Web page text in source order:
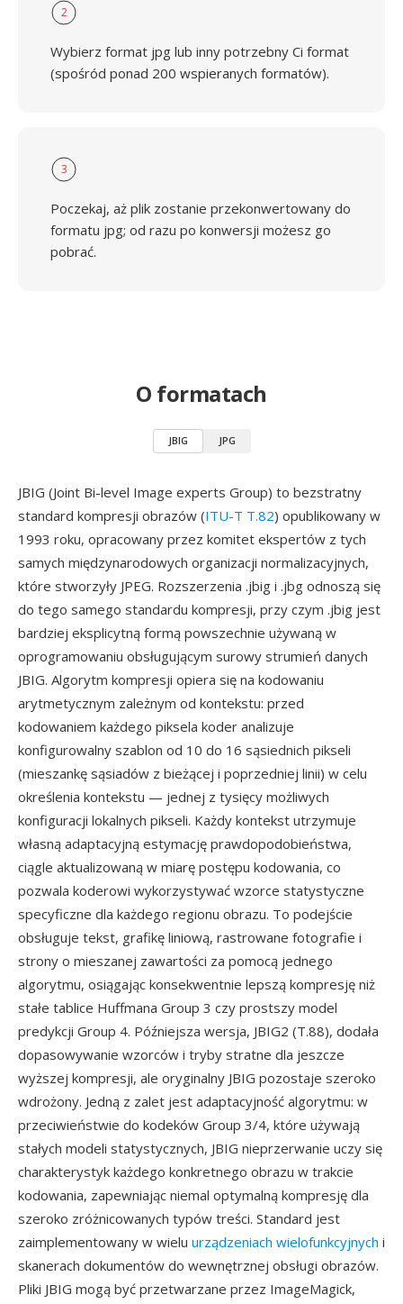
2
Wybierz format jpg lub inny potrzebny Ci format
(spośród ponad 200 wspieranych formatów).
3
Poczekaj, aż plik zostanie przekonwertowany do
formatu jpg; od razu po konwersji możesz go
pobrać.
O formatach
JBIG JPG
JBIG (Joint Bi-level Image experts Group) to bezstratny
standard kompresji obrazów (ITU-T T.82) opublikowany w
1993 roku, opracowany przez komitet ekspertów z tych
samych międzynarodowych organizacji normalizacyjnych,
które stworzyły JPEG. Rozszerzenia .jbig i .jbg odnoszą się
do tego samego standardu kompresji, przy czym .jbig jest
bardziej eksplicytną formą powszechnie używaną w
oprogramowaniu obsługującym surowy strumień danych
JBIG. Algorytm kompresji opiera się na kodowaniu
arytmetycznym zależnym od kontekstu: przed
kodowaniem każdego piksela koder analizuje
konfigurowalny szablon od 10 do 16 sąsiednich pikseli
(mieszankę sąsiadów z bieżącej i poprzedniej linii) w celu
określenia kontekstu — jednej z tysięcy możliwych
konfiguracji lokalnych pikseli. Każdy kontekst utrzymuje
własną adaptacyjną estymację prawdopodobieństwa,
ciągle aktualizowaną w miarę postępu kodowania, co
pozwala koderowi wykorzystywać wzorce statystyczne
specyficzne dla każdego regionu obrazu. To podejście
obsługuje tekst, grafikę liniową, rastrowane fotografie i
strony o mieszanej zawartości za pomocą jednego
algorytmu, osiągając konsekwentnie lepszą kompresję niż
stałe tablice Huffmana Group 3 czy prostszy model
predykcji Group 4. Późniejsza wersja, JBIG2 (T.88), dodała
dopasowywanie wzorców i tryby stratne dla jeszcze
wyższej kompresji, ale oryginalny JBIG pozostaje szeroko
wdrożony. Jedną z zalet jest adaptacyjność algorytmu: w
przeciwieństwie do kodeków Group 3/4, które używają
stałych modeli statystycznych, JBIG nieprzerwanie uczy się
charakterystyk każdego konkretnego obrazu w trakcie
kodowania, zapewniając niemal optymalną kompresję dla
szeroko zróżnicowanych typów treści. Standard jest
zaimplementowany w wielu urządzeniach wielofunkcyjnych i
skanerach dokumentów do wewnętrznej obsługi obrazów.
Pliki JBIG mogą być przetwarzane przez ImageMagick,